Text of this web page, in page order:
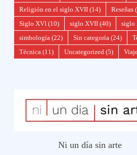
Religión en el siglo XVII (14) Reseñas
Siglo XVI (10) siglo XVII (40) siglo
simbología (22) Sin categoría (24)
Técnica (11) Uncategorized (5)
Ni un día sin arte